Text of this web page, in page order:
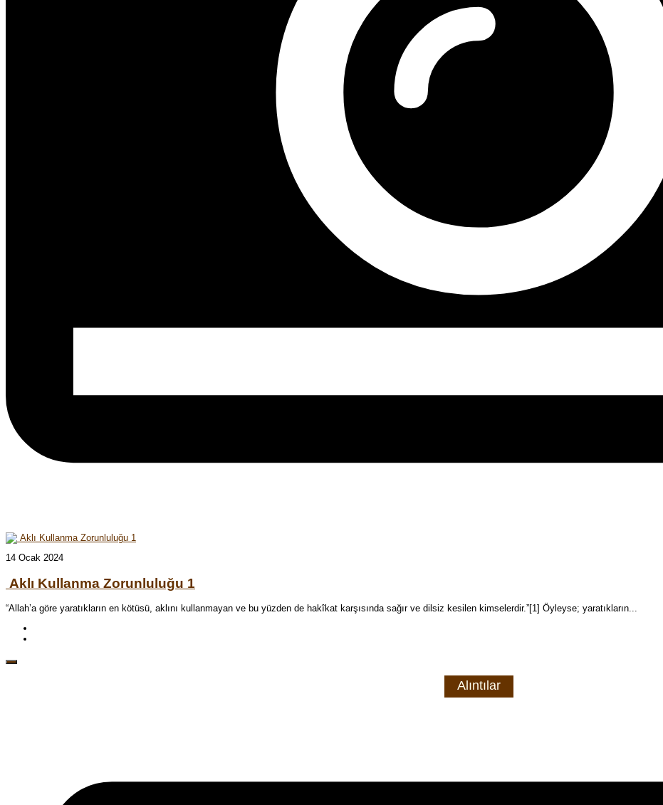
14 Ocak 2024
Aklı Kullanma Zorunluluğu 1
“Allah’a göre yaratıkların en kötüsü, aklını kullanmayan ve bu yüzden de hakîkat karşısında sağır ve dilsiz kesilen kimselerdir.”[1] Öyleyse; yaratıkların...
Alıntılar